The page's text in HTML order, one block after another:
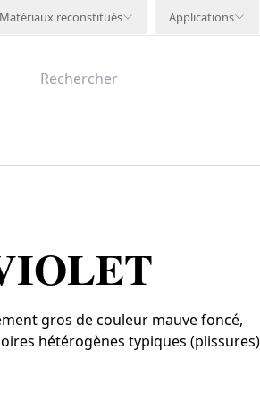
Matériaux reconstitués Applications
gros de couleur mauve foncé,
hétérogènes typiques